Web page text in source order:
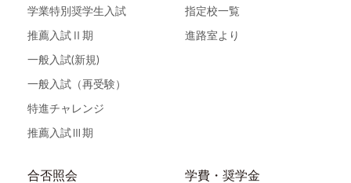
学業特別奨学生入試
推薦入試Ⅱ期
一般入試(新規)
一般入試（再受験）
特進チャレンジ
推薦入試Ⅲ期
指定校一覧
進路室より
合否照会 学費・奨学金